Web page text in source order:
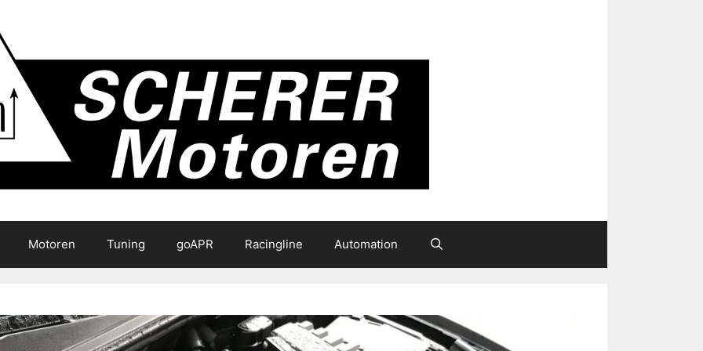
Motoren Tuning goAPR Racingline Automation